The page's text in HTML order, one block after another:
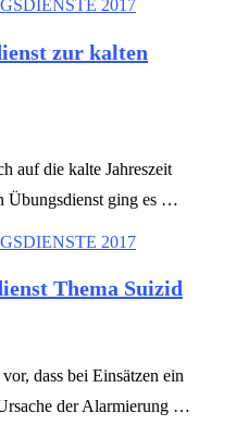
2017
zur kalten
auf die kalte Jahreszeit
Übungsdienst ging es …
2017
Thema Suizid
dass bei Einsätzen ein
der Alarmierung …